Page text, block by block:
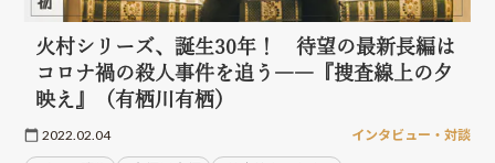
火村シリーズ、誕生30年！ 待望の最新長編は
コロナ禍の殺人事件を追う――『捜査線上の夕
映え』（有栖川有栖）
2022.02.04 インタビュー・対談